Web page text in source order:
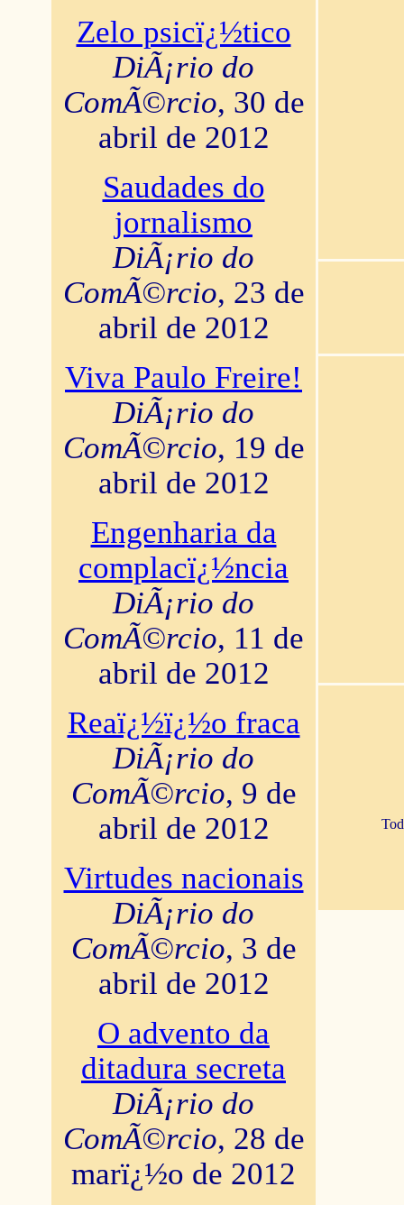
Zelo psicï¿½tico
DiÃ¡rio do
ComÃ©rcio, 30 de
abril de 2012
Saudades do
jornalismo
DiÃ¡rio do
ComÃ©rcio, 23 de
abril de 2012
Viva Paulo Freire!
DiÃ¡rio do
ComÃ©rcio, 19 de
abril de 2012
Engenharia da
complacï¿½ncia
DiÃ¡rio do
ComÃ©rcio, 11 de
abril de 2012
Reaï¿½ï¿½o fraca
DiÃ¡rio do
ComÃ©rcio, 9 de
abril de 2012
Virtudes nacionais
DiÃ¡rio do
ComÃ©rcio, 3 de
abril de 2012
O advento da
ditadura secreta
DiÃ¡rio do
ComÃ©rcio, 28 de
marï¿½o de 2012